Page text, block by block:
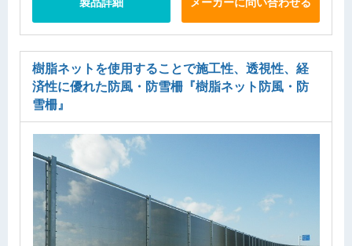
樹脂ネットを使用することで施工性、透視性、経
済性に優れた防風・防雪柵 『樹脂ネット防風・防
雪柵』